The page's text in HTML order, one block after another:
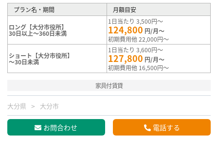
プラン名・期間 月額目安
ロング【大分市役所】
30日以上～360日未満
1日当たり 3,500円～
124,800 円/月～
初期費用他 22,000円～
ショート【大分市役所】
～30日未満
1日当たり 3,600円～
127,800 円/月～
初期費用他 16,500円～
家具付賃貸
大分県 大分市
お問合わせ 電話する